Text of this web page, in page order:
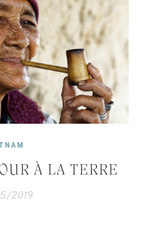
À LA TERRE
2019